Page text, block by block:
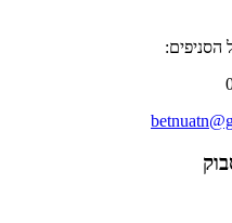
הסניפים: